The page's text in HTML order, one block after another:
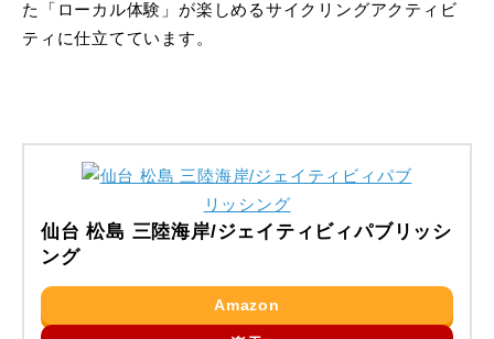
た「ローカル体験」が楽しめるサイクリングアクティビ
ティに仕立てています。
仙台 松島 三陸海岸/ジェイティビィパブリッシ
ング
Amazon